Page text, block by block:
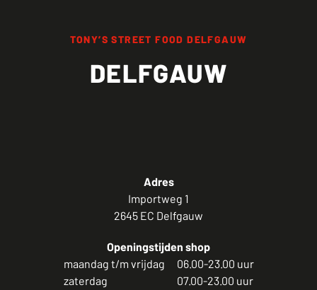
TONY’S STREET FOOD DELFGAUW
DELFGAUW
Adres
Importweg 1
2645 EC Delfgauw
Openingstijden shop
maandag t/m vrijdag
06.00-23.00 uur
zaterdag
07.00-23.00 uur